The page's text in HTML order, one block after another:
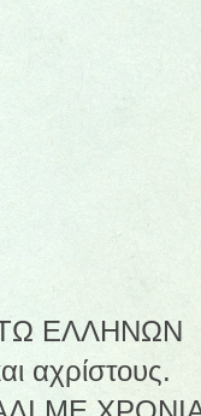
ΕΛΛΗΝΩΝ
αχρίστους.